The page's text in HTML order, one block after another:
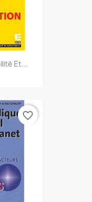
Et...
favorite_border